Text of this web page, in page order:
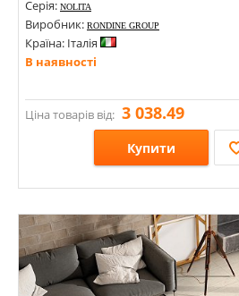
Серія: NOLITA
Виробник: RONDINE GROUP
Країна: Італія
В наявності
Ціна товарів від: 3 038.49
Купити
Стилі: Під цеглу;
Кольори: